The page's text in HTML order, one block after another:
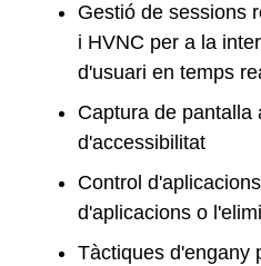
Gestió de sessions
i HVNC per a la
d'usuari en temps
Captura de pantalla
d'accessibilitat
Control
d'aplicacions o
Tàctiques d'engany